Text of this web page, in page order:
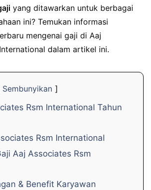
yang ditawarkan untuk berbagai
ini? Temukan informasi
mengenai gaji di Aaj
dalam artikel ini.
Sembunyikan
Rsm International Tahun
Rsm International
Aaj Associates Rsm
& Benefit Karyawan